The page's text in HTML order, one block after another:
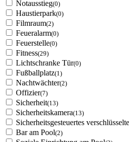
Notausstieg(0)
Haustierpark(0)
Filmraum(2)
Feueralarm(0)
Feuerstelle(0)
Fitness(29)
Lichtschranke Tür(0)
Fußballplatz(1)
Nachtwächter(2)
Offizier(7)
Sicherheit(13)
Sicherheitskamera(13)
Sicherheitsgesteuertes
Bar am Pool(2)